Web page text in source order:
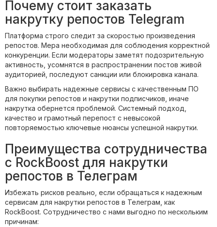
Почему стоит заказать
накрутку репостов Telegram
Платформа строго следит за скоростью произведения
репостов. Мера необходимая для соблюдения корректной
конкуренции. Если модераторы заметят подозрительную
активность, усомнятся в распространении постов живой
аудиторией, последуют санкции или блокировка канала.
Важно выбирать надежные сервисы с качественным ПО
для покупки репостов и накрутки подписчиков, иначе
накрутка обернется проблемой. Системный подход,
качество и грамотный перепост с невысокой
повторяемостью ключевые нюансы успешной накрутки.
Преимущества сотрудничества
с RockBoost для накрутки
репостов в Телеграм
Избежать рисков реально, если обращаться к надежным
сервисам для накрутки репостов в Телеграм, как
RockBoost. Сотрудничество с нами выгодно по нескольким
причинам: